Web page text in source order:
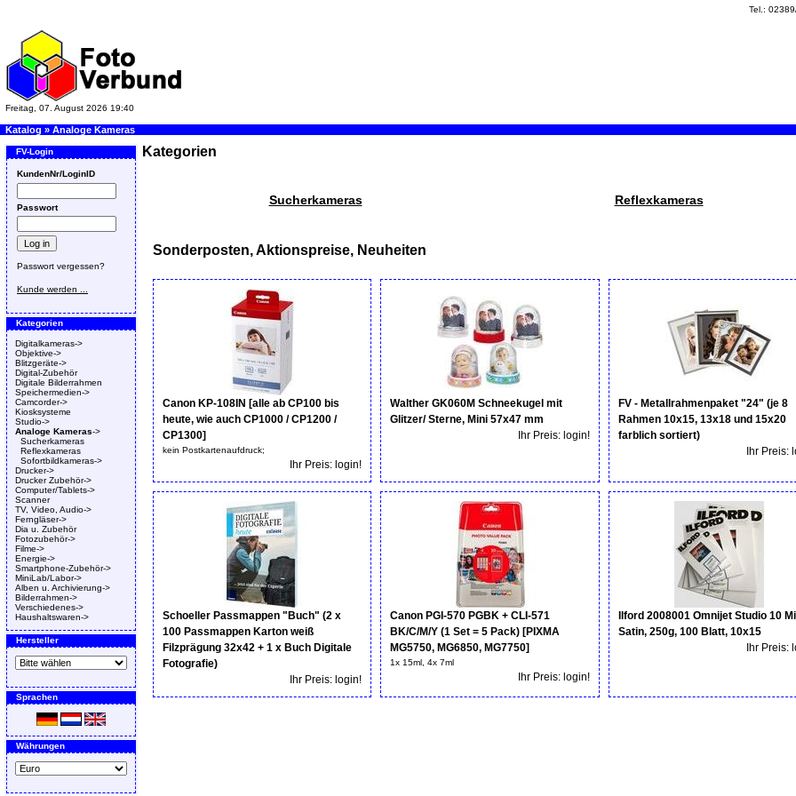
Tel.:
Freitag, 07. August 2026 19:40
Katalog » Analoge Kameras
FV-Login
KundenNr/LoginID
Passwort
Passwort vergessen?
Kunde werden ...
Kategorien
Digitalkameras->
Objektive->
Blitzgeräte->
Digital-Zubehör
Digitale Bilderrahmen
Speichermedien->
Camcorder->
Kiosksysteme
Studio->
Analoge Kameras->
Sucherkameras
Reflexkameras
Sofortbildkameras->
Drucker->
Drucker Zubehör->
Computer/Tablets->
Scanner
TV, Video, Audio->
Ferngläser->
Dia u. Zubehör
Fotozubehör->
Filme->
Energie->
Smartphone-Zubehör->
MiniLab/Labor->
Alben u. Archivierung->
Bilderrahmen->
Verschiedenes->
Haushaltswaren->
Hersteller
Sprachen
Währungen
Kategorien
Sucherkameras Reflexkameras
Sonderposten, Aktionspreise, Neuheiten
Canon KP-108IN [alle ab CP100 bis
heute, wie auch CP1000 / CP1200 /
CP1300]
kein Postkartenaufdruck;
Ihr Preis: login!
Walther GK060M Schneekugel mit
Glitzer/ Sterne, Mini 57x47 mm
Ihr Preis: login!
FV - Metallrahmenpaket "24" (je 8
Rahmen 10x15, 13x18 und 15x20
farblich sortiert)
Ihr Preis:
Schoeller Passmappen "Buch" (2 x
100 Passmappen Karton weiß
Filzprägung 32x42 + 1 x Buch Digitale
Fotografie)
Ihr Preis: login!
Canon PGI-570 PGBK + CLI-571
BK/C/M/Y (1 Set = 5 Pack) [PIXMA
MG5750, MG6850, MG7750]
1x 15ml, 4x 7ml
Ihr Preis: login!
Ilford 2008001 Omnijet Studio 10 Mil
Satin, 250g, 100 Blatt, 10x15
Ihr Preis: